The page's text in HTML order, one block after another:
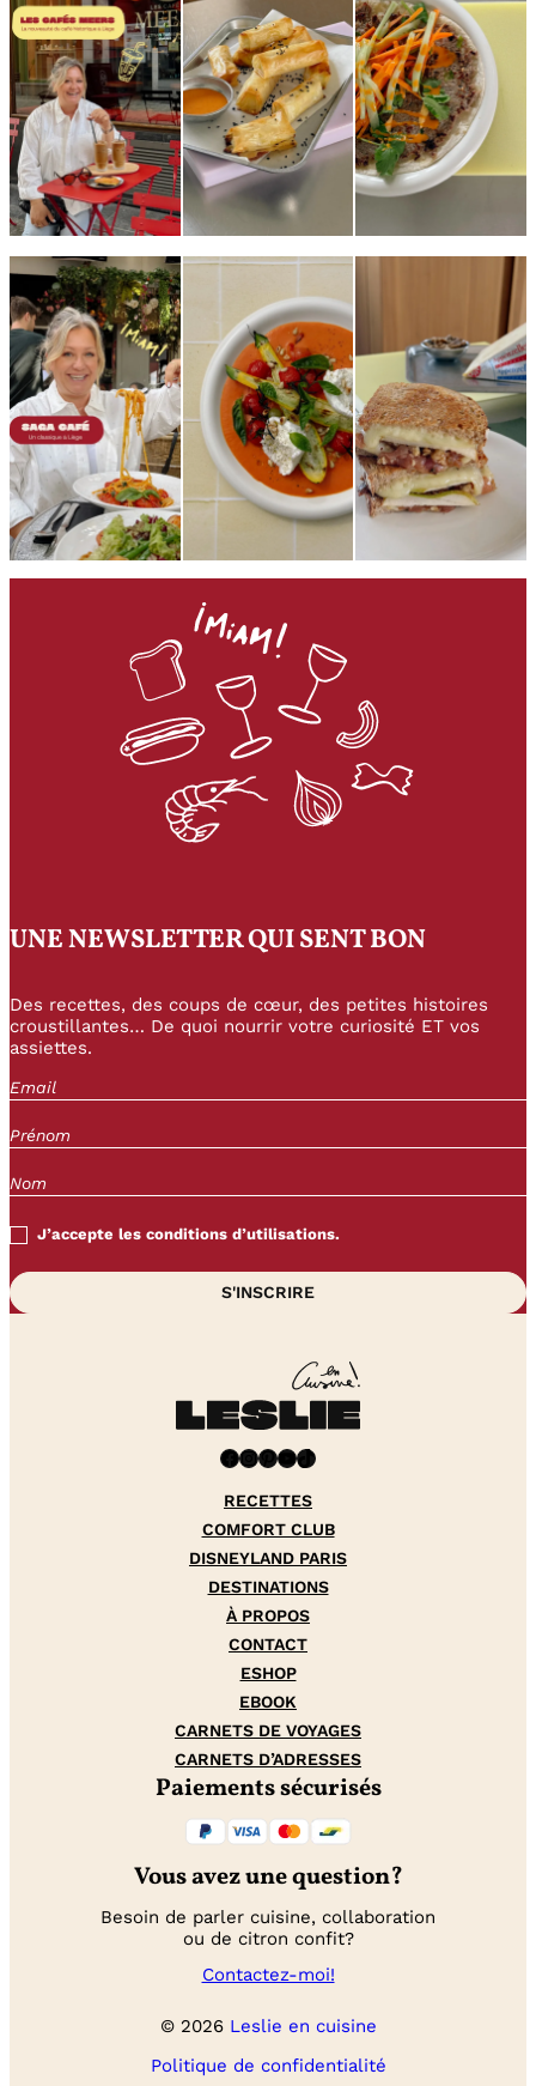
UNE NEWSLETTER QUI SENT BON
Des recettes, des coups de cœur, des petites histoires
croustillantes… De quoi nourrir votre curiosité ET vos
assiettes.
J’accepte les conditions d’utilisations.
Facebook InstagramPinterest YouTube TikTok
RECETTES
COMFORT CLUB
DISNEYLAND PARIS
DESTINATIONS
À PROPOS
CONTACT
ESHOP
EBOOK
CARNETS DE VOYAGES
CARNETS D’ADRESSES
Paiements sécurisés
Vous avez une question?
Besoin de parler cuisine, collaboration
ou de citron confit?
Contactez-moi!
© 2026 Leslie en cuisine
Politique de confidentialité